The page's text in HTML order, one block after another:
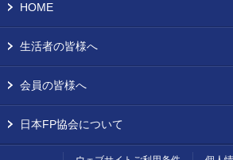
HOME
生活者の皆様へ
会員の皆様へ
日本FP協会について